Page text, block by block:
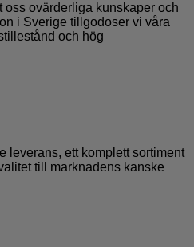
oss ovärderliga kunskaper och
i Sverige tillgodoser vi våra
och hög
leverans, ett komplett sortiment
till marknadens kanske